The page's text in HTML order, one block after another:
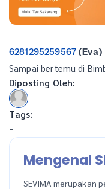
6281295259567(Eva)
Sampai bertemu di
Diposting Oleh:
Tags:
-
Mengenal
SEVIMA merupakan